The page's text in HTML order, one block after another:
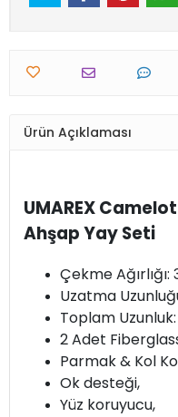
Ürün Açıklaması
UMAREX
Ahşap Yay Seti
Çekme
Uzatma
Toplam
2 Adet
Parmak & Kol
Ok desteği,
Yüz koruyucu,